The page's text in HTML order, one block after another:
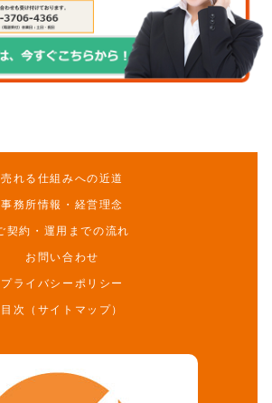
売れる仕組みへの近道
事務所情報・経営理念
契約・運用までの流れ
お問い合わせ
プライバシーポリシー
目次（サイトマップ）